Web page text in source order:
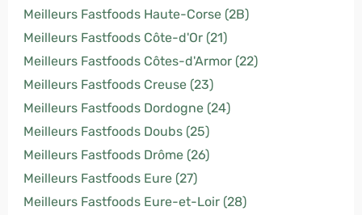
Meilleurs Fastfoods Haute-Corse (2B)
Meilleurs Fastfoods Côte-d'Or (21)
Meilleurs Fastfoods Côtes-d'Armor (22)
Meilleurs Fastfoods Creuse (23)
Meilleurs Fastfoods Dordogne (24)
Meilleurs Fastfoods Doubs (25)
Meilleurs Fastfoods Drôme (26)
Meilleurs Fastfoods Eure (27)
Meilleurs Fastfoods Eure-et-Loir (28)